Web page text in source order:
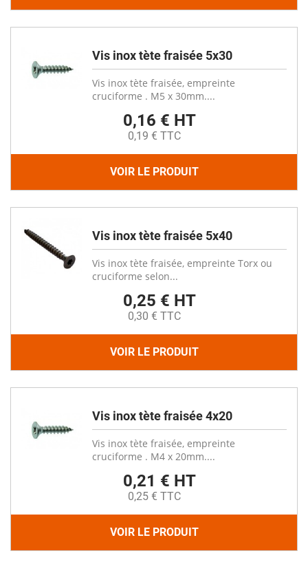
Vis inox tète fraisée 5x30
Vis inox tète fraisée, empreinte
cruciforme . M5 x 30mm....
0,16 € HT
0,19 € TTC
VOIR LE PRODUIT
Vis inox tète fraisée 5x40
Vis inox tète fraisée, empreinte Torx ou
cruciforme selon...
0,25 € HT
0,30 € TTC
VOIR LE PRODUIT
Vis inox tète fraisée 4x20
Vis inox tète fraisée, empreinte
cruciforme . M4 x 20mm....
0,21 € HT
0,25 € TTC
VOIR LE PRODUIT